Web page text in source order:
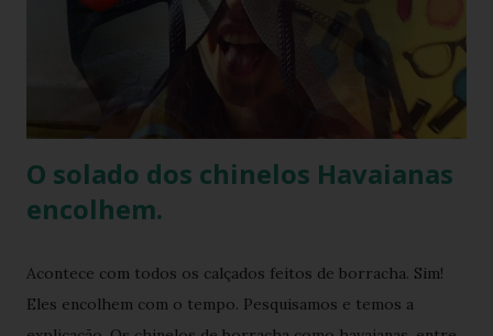
dos anos, criando coleções limitadas e edições especiais de
seus produtos. Amplamente conhecida por seus esforços
de responsabilidade social e ambiental, a havaianas
O solado dos chinelos Havaianas
encolhem.
Acontece com todos os calçados feitos de borracha. Sim!
Eles encolhem com o tempo. Pesquisamos e temos a